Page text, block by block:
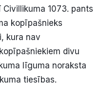
1073. pants
kopīpašnieks
kura nav
divu
līguma noraksta
tiesības.